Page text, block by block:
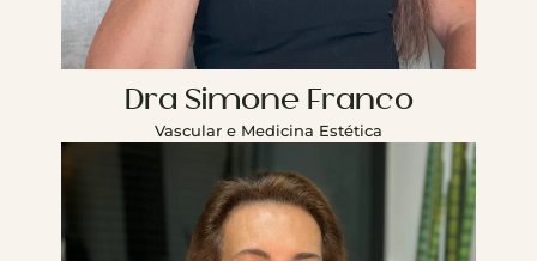
Dra Simone Franco
Vascular e Medicina Estética